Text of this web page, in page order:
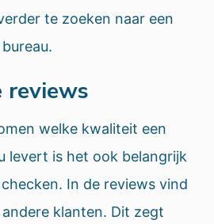
te zoeken naar een
reviews
welke kwaliteit een
levert is het ook belangrijk
In de reviews vind
klanten. Dit zegt